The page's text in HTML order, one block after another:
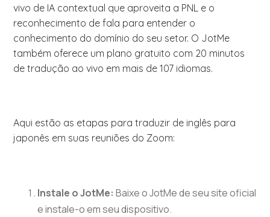
vivo de IA contextual que aproveita a PNL e o
reconhecimento de fala para entender o
conhecimento do domínio do seu setor. O JotMe
também oferece um plano gratuito com 20 minutos
de tradução ao vivo em mais de 107 idiomas.
Aqui estão as etapas para traduzir de inglês para
japonês em suas reuniões do Zoom:
Instale o JotMe:Baixe o JotMe de seu site oficial
e instale-o em seu dispositivo.